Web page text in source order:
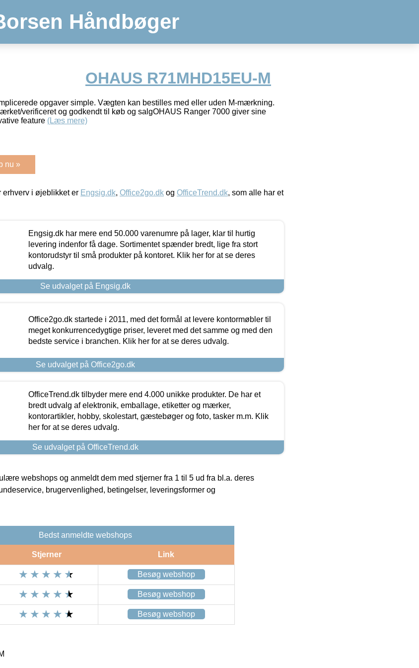
Håndbøger
OHAUS R71MHD15EU-M
opgaver simple. Vægten kan bestilles med eller uden M-mærkning.
verificeret og godkendt til køb og salgOHAUS Ranger 7000 giver sine
feature (Læs mere)
nu »
i øjeblikket er Engsig.dk, Office2go.dk og OfficeTrend.dk, som alle har et
Engsig.dk har mere end 50.000 varenumre på lager, klar til hurtig
levering indenfor få dage. Sortimentet spænder bredt, lige fra stort
kontorudstyr til små produkter på kontoret. Klik her for at se deres
udvalg.
Se udvalget på Engsig.dk
Office2go.dk startede i 2011, med det formål at levere kontormøbler til
meget konkurrencedygtige priser, leveret med det samme og med den
bedste service i branchen. Klik her for at se deres udvalg.
Se udvalget på Office2go.dk
OfficeTrend.dk tilbyder mere end 4.000 unikke produkter. De har et
bredt udvalg af elektronik, emballage, etiketter og mærker,
kontorartikler, hobby, skolestart, gæstebøger og foto, tasker m.m. Klik
her for at se deres udvalg.
Se udvalget på OfficeTrend.dk
webshops og anmeldt dem med stjerner fra 1 til 5 ud fra bl.a. deres
brugervenlighed, betingelser, leveringsformer og
Bedst anmeldte webshops
Stjerner Link
Besøg webshop
Besøg webshop
Besøg webshop